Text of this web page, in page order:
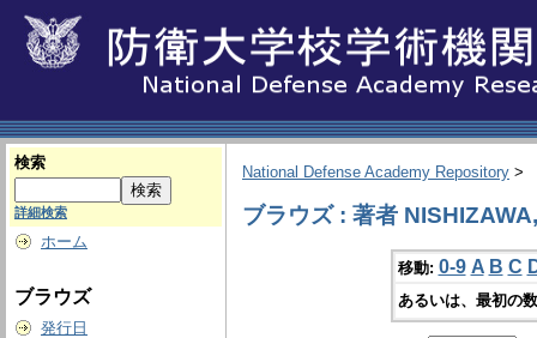
検索
詳細検索
ホーム
ブラウズ
発行日
National Defense Academy Repository >
ブラウズ : 著者
移動: 0-9 A B C
あるいは、最初の